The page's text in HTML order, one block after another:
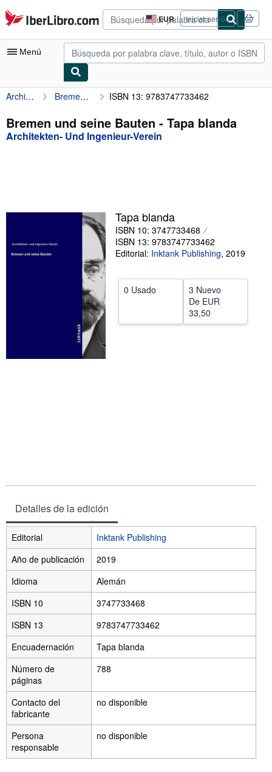
Pasar al contenido principal
IberLibro.com EUR
Preferencias
de
compra
del
Iniciar sesión
Menú
Mi cuenta
Consultar mis pedidos
Búsqueda avanzada
Comenzar a vender
CERRAR
Architekten- Und Ingenieur-Verein Bremen und seine Bauten ISBN 13: 9783747733462
Bremen und seine Bauten - Tapa blanda
Architekten- Und Ingenieur-Verein
Tapa blanda
ISBN 10: 3747733468
ISBN 13: 9783747733462
Editorial: Inktank Publishing, 2019
0 Usado
3 Nuevo
De EUR
33,50
Detalles de la edición
Editorial
Inktank Publishing
Año de publicación
2019
Idioma
Alemán
ISBN 10
3747733468
ISBN 13
9783747733462
Encuadernación
Tapa blanda
Número de
páginas
788
Contacto del
fabricante
no disponible
Persona
responsable
no disponible